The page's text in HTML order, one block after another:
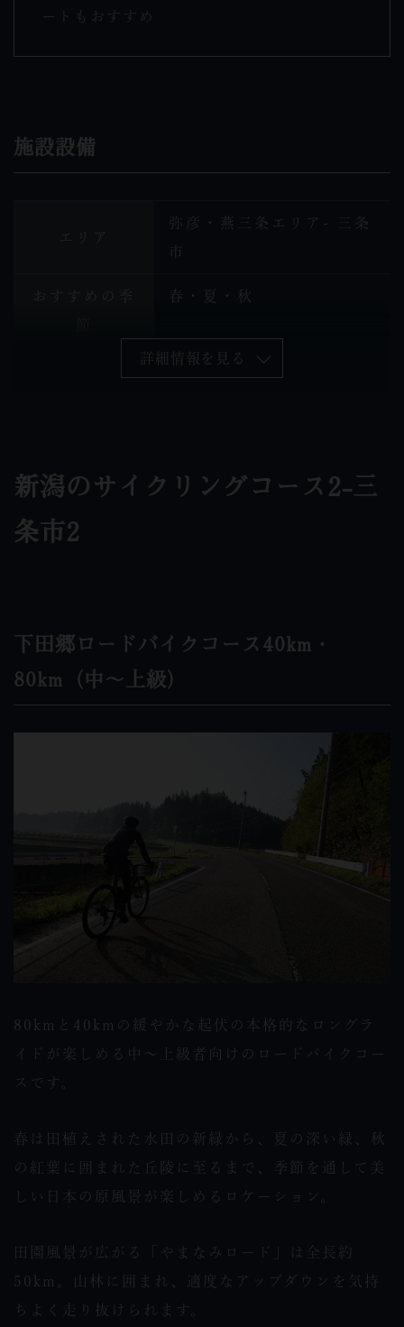
ートもおすすめ
施設設備
エリア
弥彦・燕三条エリア- 三条
市
おすすめの季
春・夏・秋
下田郷サイクリングコース
詳細情報を見る
新潟のサイクリングコース2-三
条市2
下田郷ロードバイクコース40km・
80km（中～上級）
80kmと40kmの緩やかな起伏の本格的なロングラ
イドが楽しめる中～上級者向けのロードバイクコー
スです。
春は田植えされた水田の新緑から、夏の深い緑、秋
の紅葉に囲まれた丘陵に至るまで、季節を通して美
しい日本の原風景が楽しめるロケーション。
田園風景が広がる「やまなみロード」は全長約
50km。山林に囲まれ、適度なアップダウンを気持
ちよく走り抜けられます。